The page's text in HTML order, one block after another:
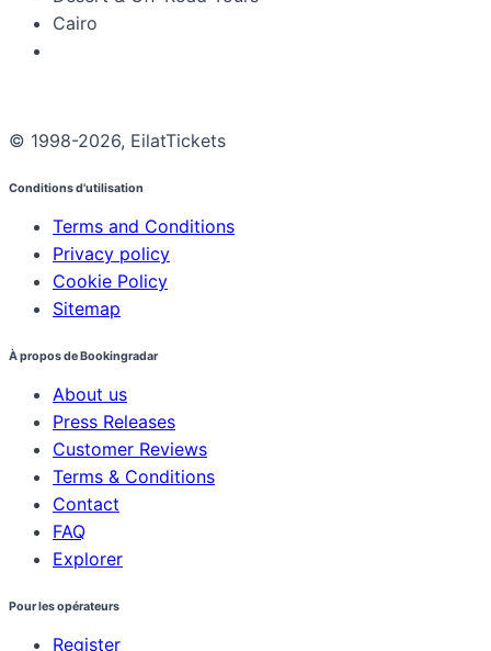
Cairo
© 1998-2026, EilatTickets
Conditions d'utilisation
Terms and Conditions
Privacy policy
Cookie Policy
Sitemap
À propos de Bookingradar
About us
Press Releases
Customer Reviews
Terms & Conditions
Contact
FAQ
Explorer
Pour les opérateurs
Register